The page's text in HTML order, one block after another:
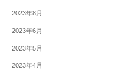
2023年8月
2023年6月
2023年5月
2023年4月